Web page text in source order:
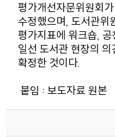
평가개선자문위원회
수정했으며, 도서관위
평가지표에 워크숍,
일선 도서관 현장의
확정한 것이다.
붙임 : 보도자료 원본